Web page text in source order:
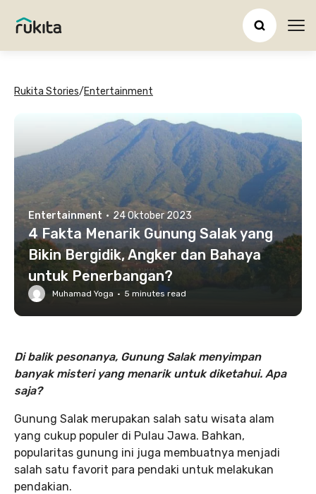
Rukita Stories/Entertainment
Entertainment · 24 Oktober 2023
4 Fakta Menarik Gunung Salak yang
Bikin Bergidik, Angker dan Bahaya
untuk Penerbangan?
Muhamad Yoga · 5 minutes read
Di balik pesonanya, Gunung Salak menyimpan
banyak misteri yang menarik untuk diketahui. Apa
saja?
Gunung Salak merupakan salah satu wisata alam
yang cukup populer di Pulau Jawa. Bahkan,
popularitas gunung ini juga membuatnya menjadi
salah satu favorit para pendaki untuk melakukan
pendakian.